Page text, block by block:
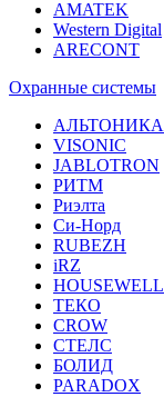
AMATEK
Western Digital
ARECONT
Охранные системы
АЛЬТОНИКА
VISONIC
JABLOTRON
РИТМ
Риэлта
Си-Норд
RUBEZH
iRZ
HOUSEWELL
ТЕКО
CROW
СТЕЛС
БОЛИД
PARADOX